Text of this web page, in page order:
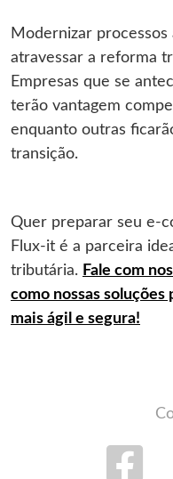
Modernizar processos
atravessar a reforma
Empresas que se
terão vantagem
enquanto outras
transição.
Quer preparar seu e-
Flux-it é a parceira
tributária. Fale com
como nossas
mais ágil e segura!